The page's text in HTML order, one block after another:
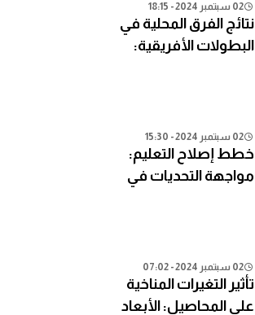
02 سبتمبر 2024 - 18:15
نتائج الفرق المحلية في
البطولات الأفريقية:
02 سبتمبر 2024 - 15:30
خطط إصلاح التعليم:
مواجهة التحديات في
02 سبتمبر 2024 - 07:02
تأثير التغيرات المناخية
على المحاصيل: الأبعاد